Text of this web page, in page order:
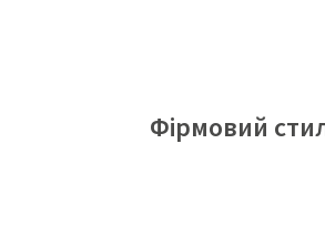
Фірмовий